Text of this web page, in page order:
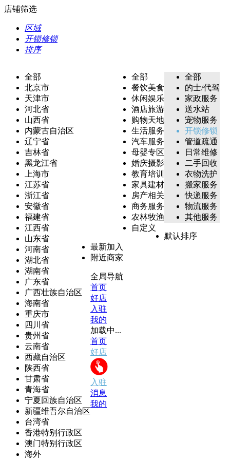
店铺筛选
区域
开锁修锁
排序
全部
北京市
天津市
河北省
山西省
内蒙古自治区
辽宁省
吉林省
黑龙江省
上海市
江苏省
浙江省
安徽省
福建省
江西省
山东省
河南省
湖北省
湖南省
广东省
广西壮族自治区
海南省
重庆市
四川省
贵州省
云南省
西藏自治区
陕西省
甘肃省
青海省
宁夏回族自治区
新疆维吾尔自治区
台湾省
香港特别行政区
澳门特别行政区
海外
全部
餐饮美食
休闲娱乐
酒店旅游
购物天地
生活服务
汽车服务
母婴专区
婚庆摄影
教育培训
家具建材
房产相关
商务服务
农林牧渔
自定义
全部
的士/代驾
家政服务
送水站
宠物服务
开锁修锁
管道疏通
日常维修
二手回收
衣物洗护
搬家服务
快递服务
物流服务
其他服务
默认排序
最新加入
附近商家
全局导航
首页
好店
入驻
我的
加载中...
首页
好店
入驻
消息
我的